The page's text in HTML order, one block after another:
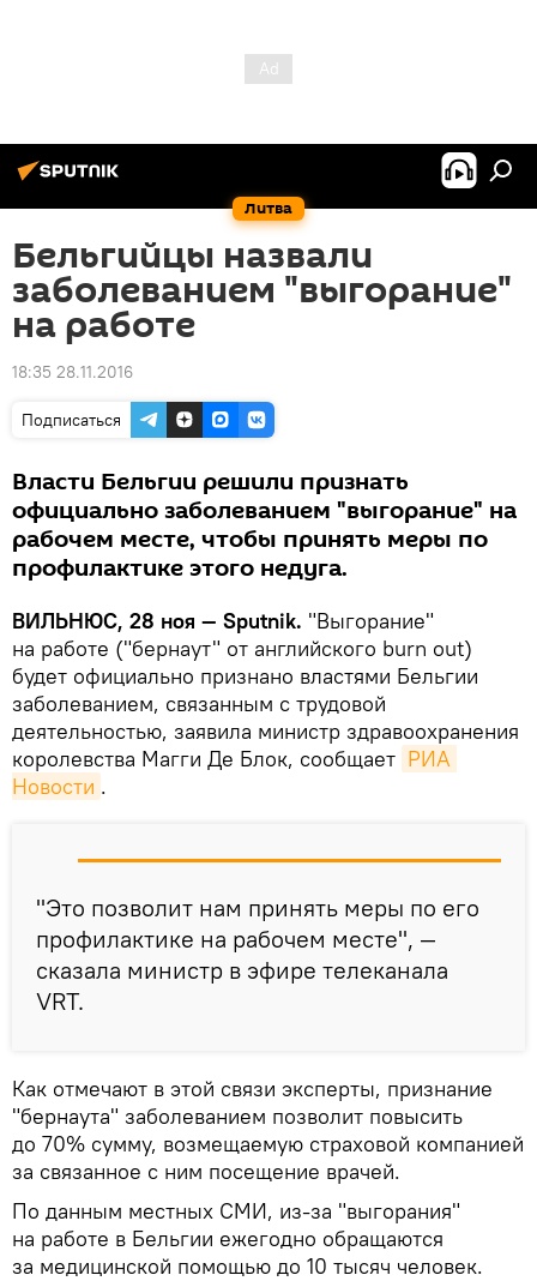
Литва
Бельгийцы назвали
заболеванием "выгорание"
на работе
18:35 28.11.2016
Подписаться
Власти Бельгии решили признать
официально заболеванием "выгорание" на
рабочем месте, чтобы принять меры по
профилактике этого недуга.
ВИЛЬНЮС, 28 ноя — Sputnik. "Выгорание"
на работе ("бернаут" от английского burn out)
будет официально признано властями Бельгии
заболеванием, связанным с трудовой
деятельностью, заявила министр здравоохранения
королевства Магги Де Блок, сообщает РИА
Новости .
"Это позволит нам принять меры по его
профилактике на рабочем месте", —
сказала министр в эфире телеканала
VRT.
Как отмечают в этой связи эксперты, признание
"бернаута" заболеванием позволит повысить
до 70% сумму, возмещаемую страховой компанией
за связанное с ним посещение врачей.
По данным местных СМИ, из-за "выгорания"
на работе в Бельгии ежегодно обращаются
за медицинской помощью до 10 тысяч человек.